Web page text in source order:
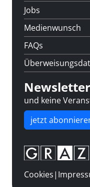
Jobs
Medienwunsch
FAQs
und keine
jetzt
Cookies|